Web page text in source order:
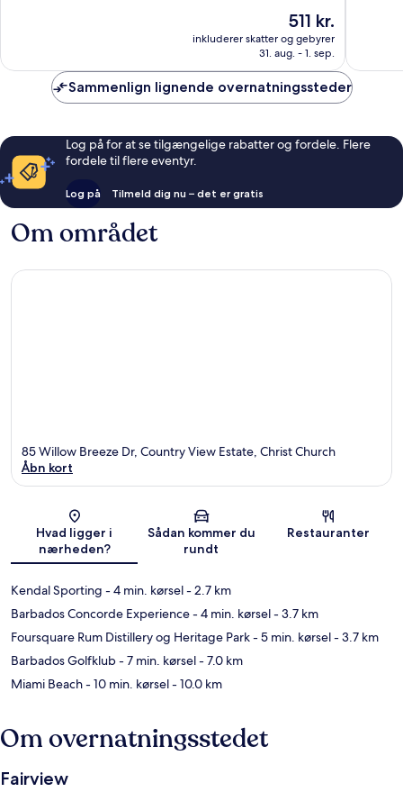
anmeldelser
Prisen
511 kr.
511 kr.
inkluderer skatter og gebyrer
31. aug. - 1. sep.
Sammenlign lignende overnatningssteder
Log på for at se tilgængelige rabatter og fordele. Flere
fordele til flere eventyr.
Log på Tilmeld dig nu – det er gratis
Om området
Kort
85 Willow Breeze Dr, Country View Estate, Christ Church
Åbn kort
Hvad ligger i
nærheden?
Sådan kommer du
rundt
Restauranter
Kendal Sporting - 4 min. kørsel- 2.7 km
Barbados Concorde Experience- 4 min. kørsel- 3.7 km
Foursquare Rum Distillery og Heritage Park- 5 min. kørsel- 3.7 km
Barbados Golfklub- 7 min. kørsel- 7.0 km
Miami Beach- 10 min. kørsel- 10.0 km
Om overnatningsstedet
Fairview